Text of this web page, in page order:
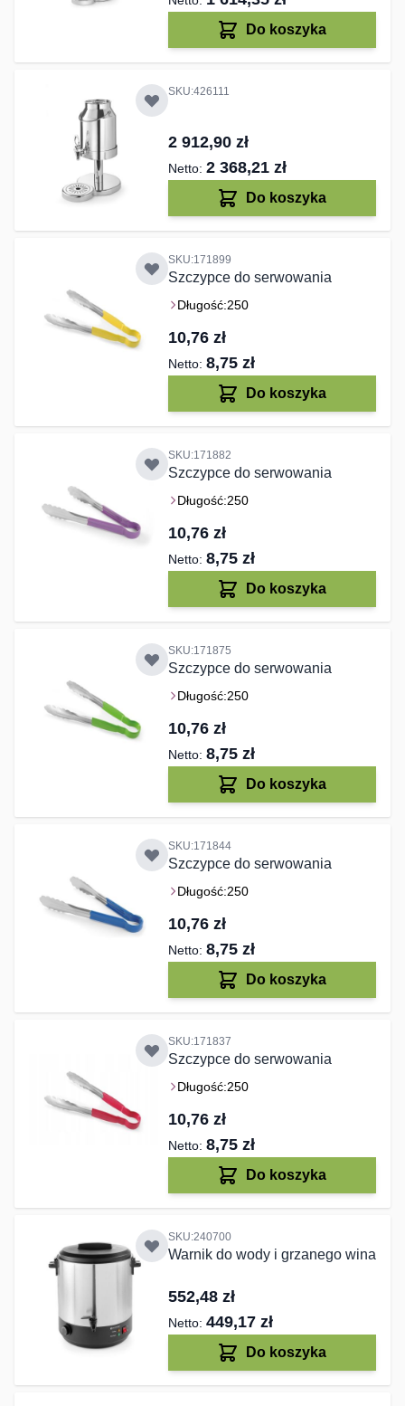
Do koszyka
SKU:426111
2 912,90 zł
2 368,21 zł
Do koszyka
SKU:171899
Szczypce do serwowania
Długość:250
10,76 zł
8,75 zł
Do koszyka
SKU:171882
Szczypce do serwowania
Długość:250
10,76 zł
8,75 zł
Do koszyka
SKU:171875
Szczypce do serwowania
Długość:250
10,76 zł
8,75 zł
Do koszyka
SKU:171844
Szczypce do serwowania
Długość:250
10,76 zł
8,75 zł
Do koszyka
SKU:171837
Szczypce do serwowania
Długość:250
10,76 zł
8,75 zł
Do koszyka
SKU:240700
Warnik do wody i grzanego wina
552,48 zł
449,17 zł
Do koszyka